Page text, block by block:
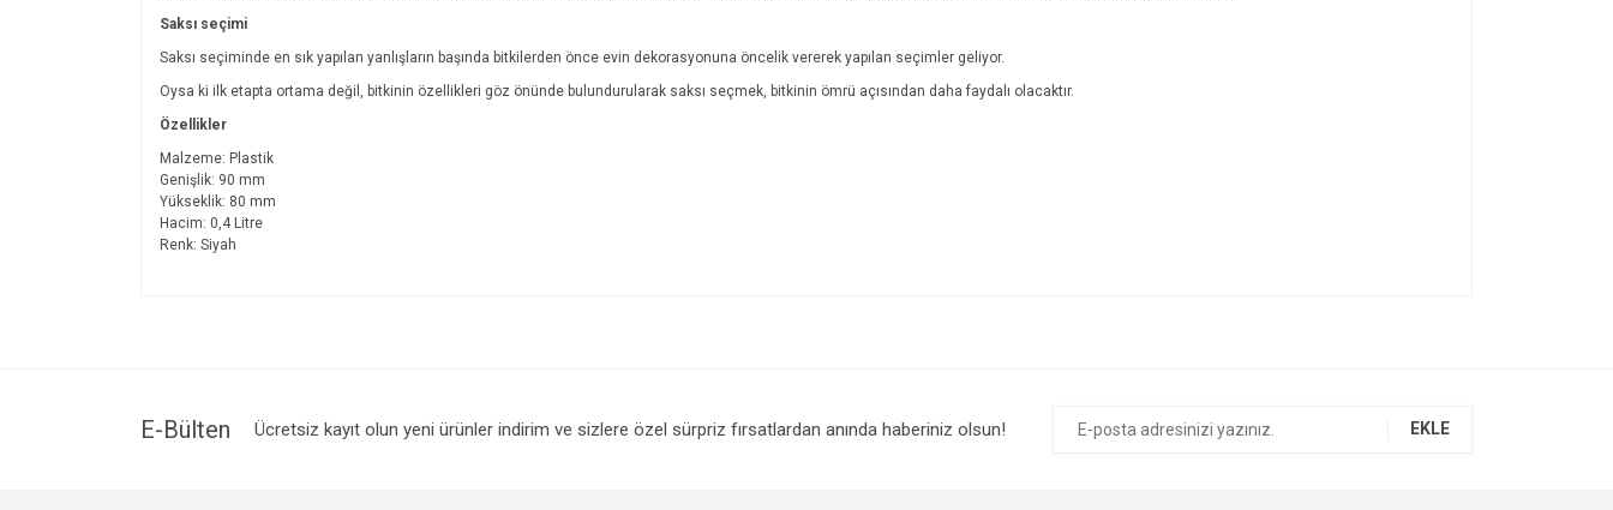
Saksı seçimi
Saksı seçiminde en sık yapılan yanlışların başında bitkilerden önce evin dekorasyonuna öncelik vererek yapılan seçimler geliyor.
Oysa ki ilk etapta ortama değil, bitkinin özellikleri göz önünde bulundurularak saksı seçmek, bitkinin ömrü açısından daha faydalı olacaktır.
Özellikler
Malzeme: Plastik
Genişlik: 90 mm
Yükseklik: 80 mm
Hacim: 0,4 Litre
Renk: Siyah
Ürün bilgilerinde hatalar bulunuyor.
E-Bülten Ücretsiz kayıt olun yeni ürünler indirim ve sizlere özel sürpriz fırsatlardan anında haberiniz olsun! EKLE